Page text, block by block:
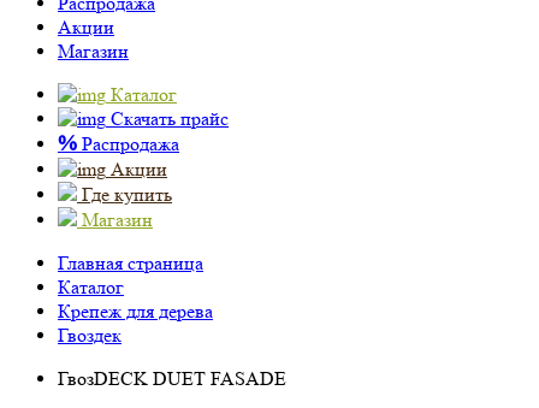
Акции
Магазин
Каталог
Скачать прайс
% Распродажа
Акции
Где купить
Магазин
Главная страница
Каталог
Крепеж для дерева
Гвоздек
ГвозDECK DUET FASADE